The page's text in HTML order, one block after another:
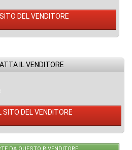
DEL VENDITORE
IL VENDITORE
SITO DEL VENDITORE